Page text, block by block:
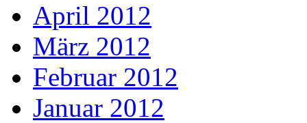
April 2012
März 2012
Februar 2012
Januar 2012